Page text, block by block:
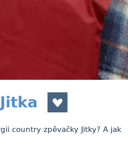
country zpěvačky Jitky? A jak